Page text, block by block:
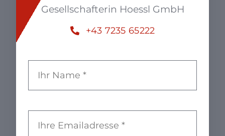
Gesellschafterin Hoessl GmbH
+43 7235 65222